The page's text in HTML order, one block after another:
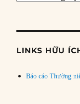
đề
LINKS HỮU
Báo cáo Thường